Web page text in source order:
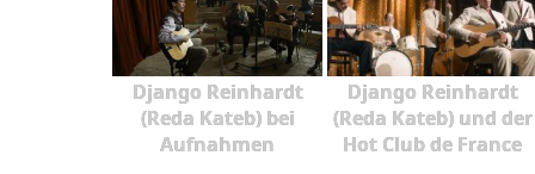
Django Reinhardt
(Reda Kateb) bei
Aufnahmen
Django Reinhardt
(Reda Kateb) und der
Hot Club de France